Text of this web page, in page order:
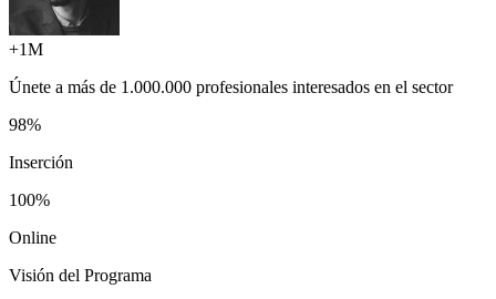
+1M
Únete a más de 1.000.000 profesionales interesados en el sector
98%
Inserción
100%
Online
Visión del Programa